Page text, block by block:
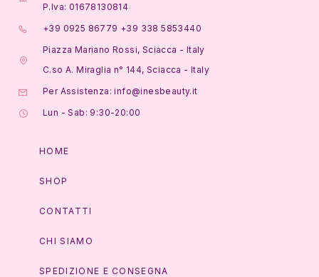
P.Iva: 01678130814
+39 0925 86779 +39 338 5853440
Piazza Mariano Rossi, Sciacca - Italy
C.so A. Miraglia n° 144, Sciacca - Italy
Per Assistenza: info@inesbeauty.it
Lun - Sab: 9:30-20:00
HOME
SHOP
CONTATTI
CHI SIAMO
SPEDIZIONE E CONSEGNA